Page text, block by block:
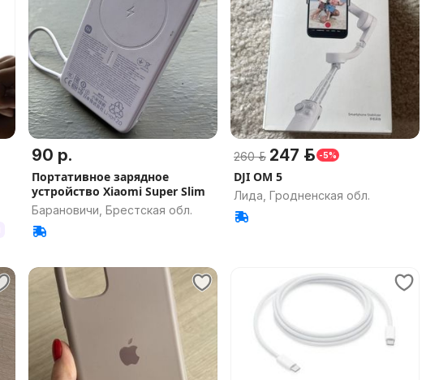
90 р.
Портативное зарядное
устройство Xiaomi Super Slim
Барановичи, Брестская обл.
260 р. 247 р. -5%
DJI OM 5
Лида, Гродненская обл.